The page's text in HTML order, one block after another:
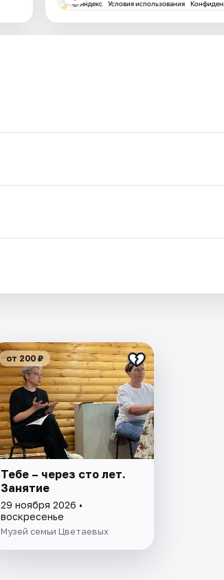
от 200 ₽
Тебе – через сто лет.
Занятие
29 ноября 2026 •
воскресенье
Музей семьи Цветаевых